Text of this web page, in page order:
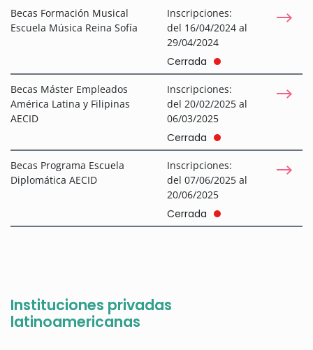
Becas Formación Musical
Escuela Música Reina Sofía
Inscripciones:
del 16/04/2024 al
29/04/2024
Cerrada
Becas Máster Empleados
América Latina y Filipinas
AECID
Inscripciones:
del 20/02/2025 al
06/03/2025
Cerrada
Becas Programa Escuela
Diplomática AECID
Inscripciones:
del 07/06/2025 al
20/06/2025
Cerrada
Instituciones privadas
latinoamericanas